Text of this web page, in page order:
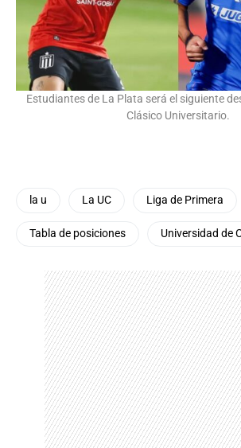
Estudiantes de La Plata será el siguiente
Clásico Universitario.
la u La UC Liga de Primera
Tabla de posiciones Universidad de